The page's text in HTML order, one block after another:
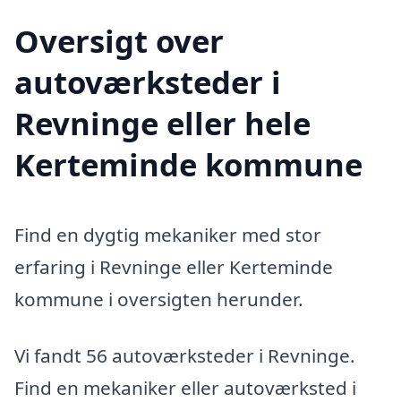
Oversigt over
autoværksteder i
Revninge eller hele
Kerteminde kommune
Find en dygtig mekaniker med stor
erfaring i Revninge eller Kerteminde
kommune i oversigten herunder.
Vi fandt 56 autoværksteder i Revninge.
Find en mekaniker eller autoværksted i